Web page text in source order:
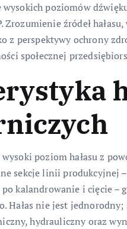
poziomów
źródeł
z perspektywy ochrony
społecznej
poziom hałasu z
sekcje linii produkcyjnej
kalandrowanie i cięcie –
nie jest jednorodny;
hydrauliczny oraz